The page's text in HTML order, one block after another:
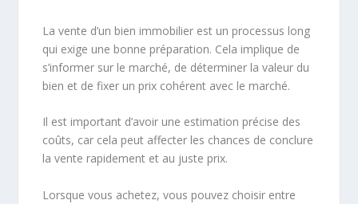
La vente d’un bien immobilier est un processus long
qui exige une bonne préparation. Cela implique de
s’informer sur le marché, de déterminer la valeur du
bien et de fixer un prix cohérent avec le marché.
Il est important d’avoir une estimation précise des
coûts, car cela peut affecter les chances de conclure
la vente rapidement et au juste prix.
Lorsque vous achetez, vous pouvez choisir entre